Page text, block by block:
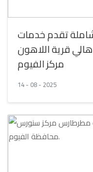
تقدم خدمات
ل 1314 من أهالي قرية اللاهون
مركز الفيوم
14 - 08 - 2025